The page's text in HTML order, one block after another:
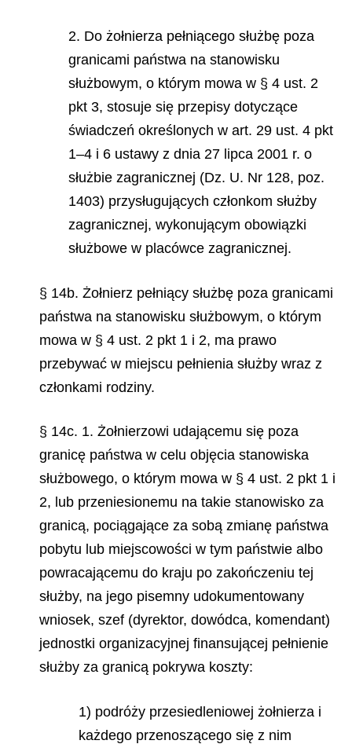
2. Do żołnierza pełniącego służbę poza
granicami państwa na stanowisku
służbowym, o którym mowa w § 4 ust. 2
pkt 3, stosuje się przepisy dotyczące
świadczeń określonych w art. 29 ust. 4 pkt
1–4 i 6 ustawy z dnia 27 lipca 2001 r. o
służbie zagranicznej (Dz. U. Nr 128, poz.
1403) przysługujących członkom służby
zagranicznej, wykonującym obowiązki
służbowe w placówce zagranicznej.
§ 14b. Żołnierz pełniący służbę poza granicami
państwa na stanowisku służbowym, o którym
mowa w § 4 ust. 2 pkt 1 i 2, ma prawo
przebywać w miejscu pełnienia służby wraz z
członkami rodziny.
§ 14c. 1. Żołnierzowi udającemu się poza
granicę państwa w celu objęcia stanowiska
służbowego, o którym mowa w § 4 ust. 2 pkt 1 i
2, lub przeniesionemu na takie stanowisko za
granicą, pociągające za sobą zmianę państwa
pobytu lub miejscowości w tym państwie albo
powracającemu do kraju po zakończeniu tej
służby, na jego pisemny udokumentowany
wniosek, szef (dyrektor, dowódca, komendant)
jednostki organizacyjnej finansującej pełnienie
służby za granicą pokrywa koszty:
1) podróży przesiedleniowej żołnierza i
każdego przenoszącego się z nim